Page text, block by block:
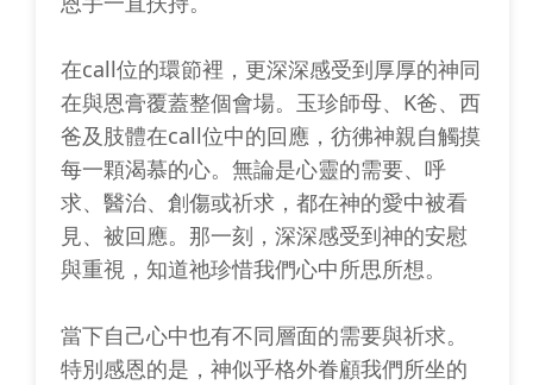
在call位的環節裡，更深深感受到厚厚的神同
在與恩膏覆蓋整個會場。玉珍師母、K爸、西
爸及肢體在call位中的回應，彷彿神親自觸摸
每一顆渴慕的心。無論是心靈的需要、呼
求、醫治、創傷或祈求，都在神的愛中被看
見、被回應。那一刻，深深感受到神的安慰
與重視，知道祂珍惜我們心中所思所想。
當下自己心中也有不同層面的需要與祈求。
特別感恩的是，神似乎格外眷顧我們所坐的